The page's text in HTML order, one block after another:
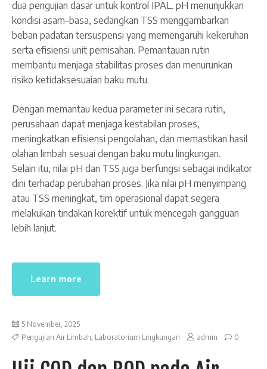
dua pengujian dasar untuk kontrol IPAL. pH menunjukkan
kondisi asam–basa, sedangkan TSS menggambarkan
beban padatan tersuspensi yang memengaruhi kekeruhan
serta efisiensi unit pemisahan. Pemantauan rutin
membantu menjaga stabilitas proses dan menurunkan
risiko ketidaksesuaian baku mutu.
Dengan memantau kedua parameter ini secara rutin,
perusahaan dapat menjaga kestabilan proses,
meningkatkan efisiensi pengolahan, dan memastikan hasil
olahan limbah sesuai dengan baku mutu lingkungan.
Selain itu, nilai pH dan TSS juga berfungsi sebagai indikator
dini terhadap perubahan proses. Jika nilai pH menyimpang
atau TSS meningkat, tim operasional dapat segera
melakukan tindakan korektif untuk mencegah gangguan
lebih lanjut.
Learn more
5 November, 2025
Pengujian Air Limbah Laboratorium Lingkungan admin 0